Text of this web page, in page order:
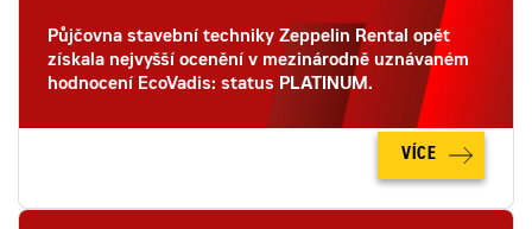
Půjčovna stavební techniky Zeppelin Rental opět
získala nejvyšší ocenění v mezinárodně uznávaném
hodnocení EcoVadis: status PLATINUM.
VÍCE